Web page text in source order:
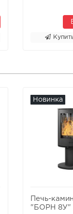
Новинка
Печь-
"БОРН 8У"